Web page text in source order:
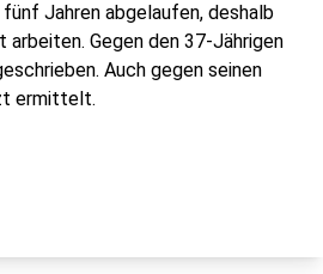
Jahren abgelaufen, deshalb
arbeiten. Gegen den 37-Jährigen
Auch gegen seinen
ermittelt.